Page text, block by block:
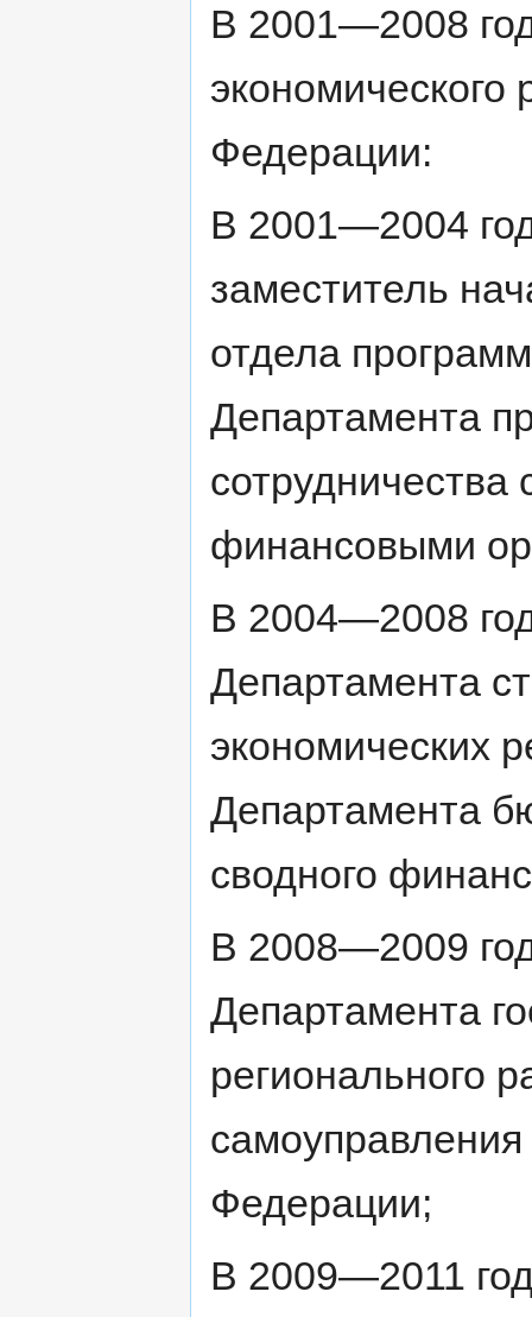
В 2001—2008
экономического
Федерации:
В 2001—2004
заместитель
отдела
Департамента
финансовыми
В 2004—2008
Департамента
экономических
Департамента
сводного
В 2008—2009
Департамента
регионального
Федерации;
В 2009—2011